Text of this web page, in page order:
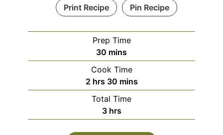
Print Recipe Pin Recipe
Prep Time
30 minutes
mins
Cook Time
2hours
hrs 30minutes
mins
Total Time
3hours
hrs